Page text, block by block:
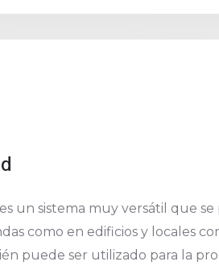
un sistema muy versátil que
como en edificios y locales
puede ser utilizado para la